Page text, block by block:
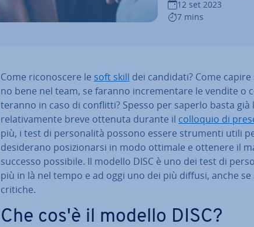
12 set 2023
7 mins
Come ri­co­no­sce­re le soft skill dei candidati? Come
no bene nel team, se faranno in­cre­men­ta­re le vendite o
te­ran­no in caso di conflitti? Spesso per saperlo basta già
re­la­ti­va­men­te breve ottenuta durante il colloquio di
più, i test di per­so­na­li­tà possono essere strumenti utili
de­si­de­ra­no po­si­zio­nar­si in modo ottimale e ottenere il
successo possibile. Il modello DISC è uno dei test di
più in là nel tempo e ad oggi uno dei più diffusi, anche se
critiche.
Che cos'è il modello DISC?